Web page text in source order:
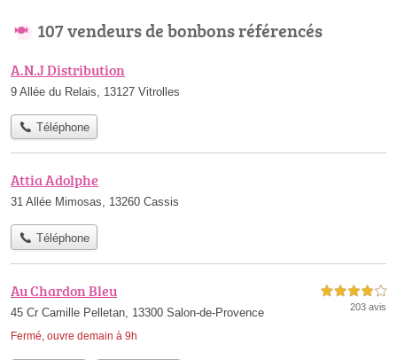
107 vendeurs de bonbons référencés
A.N.J Distribution
9 Allée du Relais, 13127 Vitrolles
Téléphone
Attia Adolphe
31 Allée Mimosas, 13260 Cassis
Téléphone
Au Chardon Bleu
45 Cr Camille Pelletan, 13300 Salon-de-Provence
Fermé, ouvre demain à 9h
4,0 étoiles sur 5
203 avis